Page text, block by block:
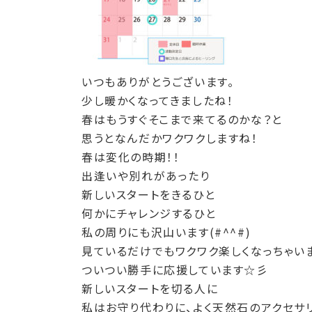
いつもありがとうございます。
少し暖かくなってきましたね！
春はもうすぐそこまで来てるのかな？と
思うとなんだかワクワクしますね！
春は変化の時期！！
出逢いや別れがあったり
新しいスタートをきるひと
何かにチャレンジするひと
私の周りにも沢山います(#^^#)
見ているだけでもワクワク楽しくなっちゃい
ついつい勝手に応援しています☆彡
新しいスタートを切る人に
私はお守り代わりに、よく天然石のアクセサ